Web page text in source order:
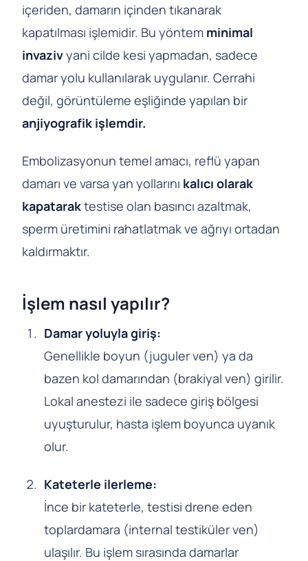
içeriden, damarın içinden tıkanarak
kapatılması işlemidir. Bu yöntem minimal
invazivyani cilde kesi yapmadan, sadece
damar yolu kullanılarak uygulanır. Cerrahi
değil, görüntüleme eşliğinde yapılan bir
anjiyografik işlemdir.
Embolizasyonun temel amacı, reflü yapan
damarı ve varsa yan yollarını kalıcı olarak
kapataraktestise olan basıncı azaltmak,
sperm üretimini rahatlatmak ve ağrıyı ortadan
kaldırmaktır.
İşlem nasıl yapılır?
Damar yoluyla giriş:
Genellikle boyun (juguler ven) ya da
bazen kol damarından (brakiyal ven) girilir.
Lokal anestezi ile sadece giriş bölgesi
uyuşturulur, hasta işlem boyunca uyanık
olur.
Kateterle ilerleme:
İnce bir kateterle, testisi drene eden
toplardamara (internal testiküler ven)
ulaşılır. Bu işlem sırasında damarlar